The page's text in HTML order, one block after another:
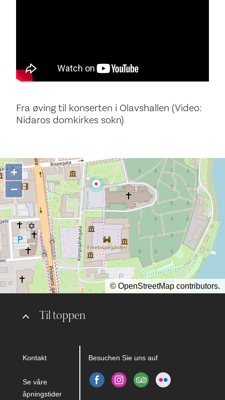
Fra øving til konserten i Olavshallen (Video:
Nidaros domkirkes sokn)
Til toppen
Kontakt
Se våre
åpningstider
Besuchen Sie uns auf
+
−
© OpenStreetMap contributors.